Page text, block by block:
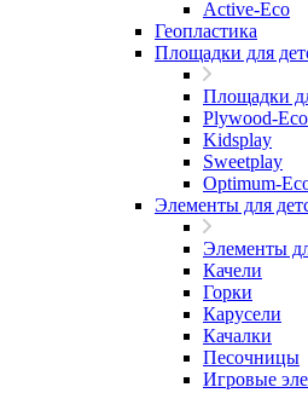
Active-Eco
Геопластика
Площадки для
Площадки
Plywood-Eco
Kidsplay
Sweetplay
Оptimum-
Элементы для
Элементы
Качели
Горки
Карусели
Качалки
Песочницы
Игровые